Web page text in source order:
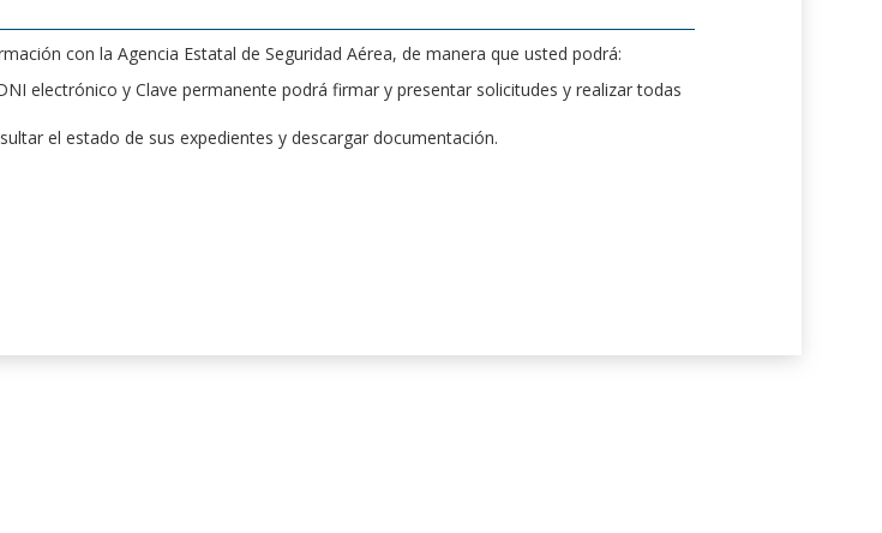
con la Agencia Estatal de Seguridad Aérea, de manera que usted podrá:
electrónico y Clave permanente podrá firmar y presentar solicitudes y realizar todas
el estado de sus expedientes y descargar documentación.